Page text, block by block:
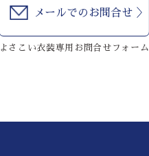
メールでのお問合せ
よさこい衣装専用お問合せフォーム